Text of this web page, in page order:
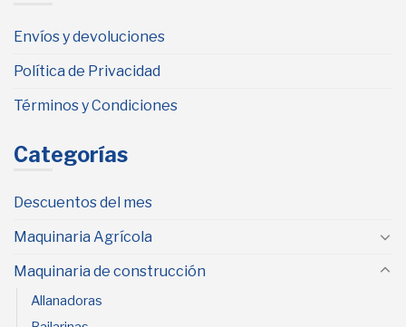
Envíos y devoluciones
Política de Privacidad
Términos y Condiciones
Categorías
Descuentos del mes
Maquinaria Agrícola
Maquinaria de construcción
Allanadoras